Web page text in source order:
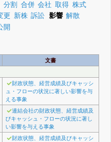
分割 合併 会社 取得 株式
更 新株 訴訟 影響 解散
開
文書
財政状態、経営成績及びキャッシ
ュ・フローの状況に著しい影響を与
える事象
連結会社の財政状態、経営成績及
びキャッシュ・フローの状況に著し
い影響を与える事象
財政状態、経営成績及びキャッシ